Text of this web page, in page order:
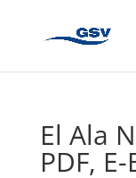
El Ala
PDF,